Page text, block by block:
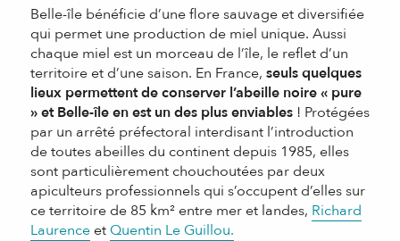
Belle-île bénéficie d’une flore sauvage et diversifiée
qui permet une production de miel unique. Aussi
chaque miel est un morceau de l’île, le reflet d’un
territoire et d’une saison. En France, seuls quelques
lieux permettent de conserver l’abeille noire « pure
» et Belle-île en est un des plus enviables ! Protégées
par un arrêté préfectoral interdisant l’introduction
de toutes abeilles du continent depuis 1985, elles
sont particulièrement chouchoutées par deux
apiculteurs professionnels qui s’occupent d’elles sur
ce territoire de 85 km² entre mer et landes, Richard
Laurence et Quentin Le Guillou.